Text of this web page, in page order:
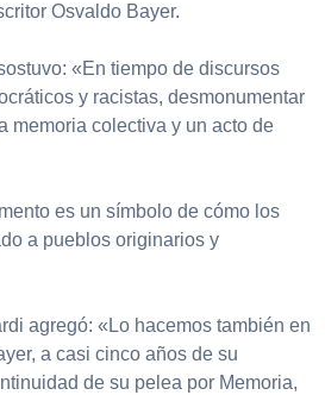
Osvaldo Bayer.
«En tiempo de discursos
y racistas, desmonumentar
memoria colectiva y un acto de
es un símbolo de cómo los
a pueblos originarios y
agregó: «Lo hacemos también en
a casi cinco años de su
de su pelea por Memoria,